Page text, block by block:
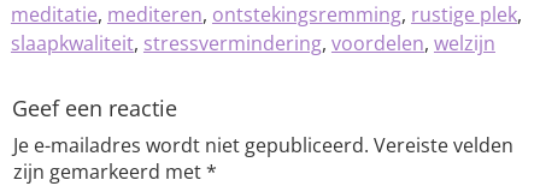
meditatie, mediteren, ontstekingsremming, rustige plek,
slaapkwaliteit, stressvermindering, voordelen, welzijn
Geef een reactie
Je e-mailadres wordt niet gepubliceerd. Vereiste velden
zijn gemarkeerd met*